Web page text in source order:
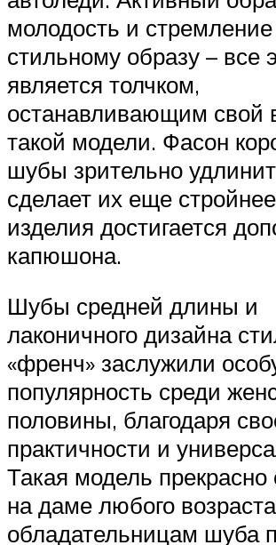
молодость и
стильному образу – все
является толчком,
останавливающим свой
такой модели. Фасон
шубы зрительно
сделает их еще
изделия достигается
капюшона.
Шубы средней длины и
лаконичного дизайна
«френч» заслужили
популярность среди
половины, благодаря
практичности и
Такая модель прекрасно
на даме любого
обладательницам шуба